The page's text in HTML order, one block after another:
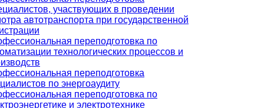
участвующих в проведении
автотранспорта при государственной
переподготовка по
технологических процессов и
переподготовка
по энергоаудиту
переподготовка по
и электротехнике